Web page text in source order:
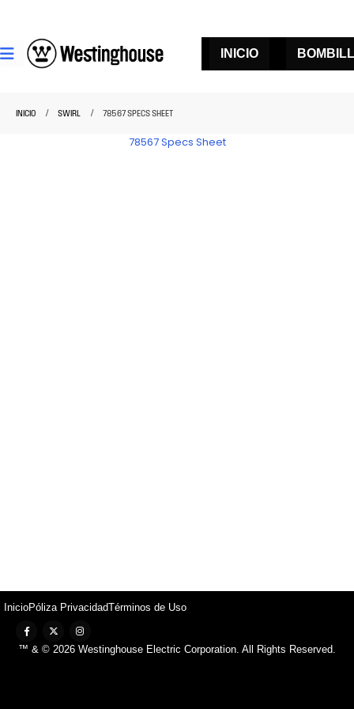
INICIO
INICIO SWIRL 78567 SPECS SHEET
78567 Specs Sheet
InicioPóliza PrivacidadTérminos de Uso
™ & © 2026 Westinghouse Electric Corporation. All Rights Reserved.